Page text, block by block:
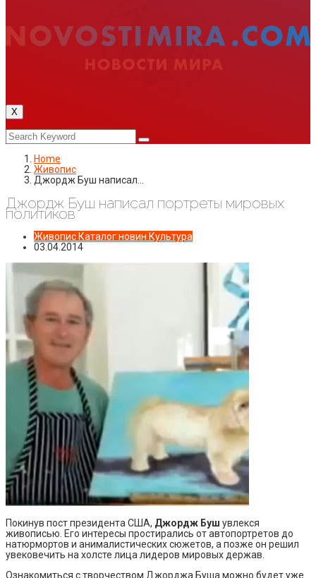
X
Home
Живопис
Джордж Буш написал…
Джордж Буш написал портреты мировых
политиков
ЖивописКаталог новин Культура
03.04.2014
Покинув пост президента США, Джордж Буш увлекся
живописью. Его интересы простирались от автопортретов до
натюрмортов и анималистических сюжетов, а позже он решил
увековечить на холсте лица лидеров мировых держав.
Ознакомиться с творчеством Джорджа Буша можно будет уже